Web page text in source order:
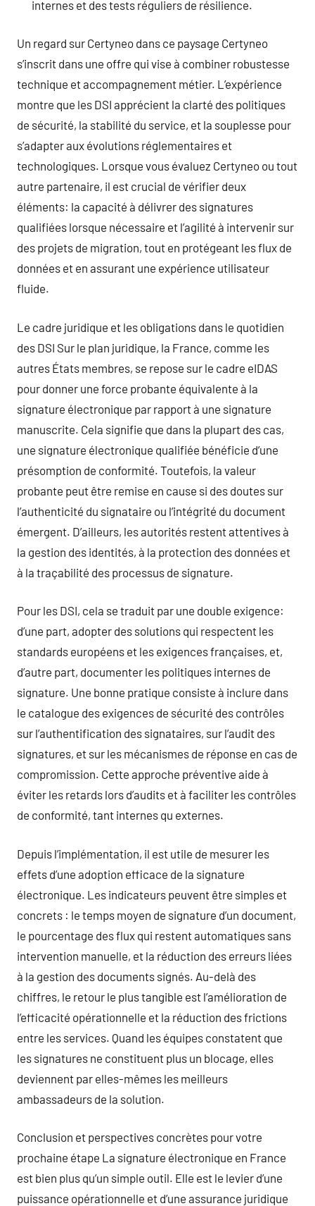
internes et des tests réguliers de résilience.
Un regard sur Certyneo dans ce paysage Certyneo
s’inscrit dans une offre qui vise à combiner robustesse
technique et accompagnement métier. L’expérience
montre que les DSI apprécient la clarté des politiques
de sécurité, la stabilité du service, et la souplesse pour
s’adapter aux évolutions réglementaires et
technologiques. Lorsque vous évaluez Certyneo ou tout
autre partenaire, il est crucial de vérifier deux
éléments: la capacité à délivrer des signatures
qualifiées lorsque nécessaire et l’agilité à intervenir sur
des projets de migration, tout en protégeant les flux de
données et en assurant une expérience utilisateur
fluide.
Le cadre juridique et les obligations dans le quotidien
des DSI Sur le plan juridique, la France, comme les
autres États membres, se repose sur le cadre eIDAS
pour donner une force probante équivalente à la
signature électronique par rapport à une signature
manuscrite. Cela signifie que dans la plupart des cas,
une signature électronique qualifiée bénéficie d’une
présomption de conformité. Toutefois, la valeur
probante peut être remise en cause si des doutes sur
l’authenticité du signataire ou l’intégrité du document
émergent. D’ailleurs, les autorités restent attentives à
la gestion des identités, à la protection des données et
à la traçabilité des processus de signature.
Pour les DSI, cela se traduit par une double exigence:
d’une part, adopter des solutions qui respectent les
standards européens et les exigences françaises, et,
d’autre part, documenter les politiques internes de
signature. Une bonne pratique consiste à inclure dans
le catalogue des exigences de sécurité des contrôles
sur l’authentification des signataires, sur l’audit des
signatures, et sur les mécanismes de réponse en cas de
compromission. Cette approche préventive aide à
éviter les retards lors d’audits et à faciliter les contrôles
de conformité, tant internes qu externes.
Depuis l’implémentation, il est utile de mesurer les
effets d’une adoption efficace de la signature
électronique. Les indicateurs peuvent être simples et
concrets : le temps moyen de signature d’un document,
le pourcentage des flux qui restent automatiques sans
intervention manuelle, et la réduction des erreurs liées
à la gestion des documents signés. Au-delà des
chiffres, le retour le plus tangible est l’amélioration de
l’efficacité opérationnelle et la réduction des frictions
entre les services. Quand les équipes constatent que
les signatures ne constituent plus un blocage, elles
deviennent par elles-mêmes les meilleurs
ambassadeurs de la solution.
Conclusion et perspectives concrètes pour votre
prochaine étape La signature électronique en France
est bien plus qu’un simple outil. Elle est le levier d’une
puissance opérationnelle et d’une assurance juridique